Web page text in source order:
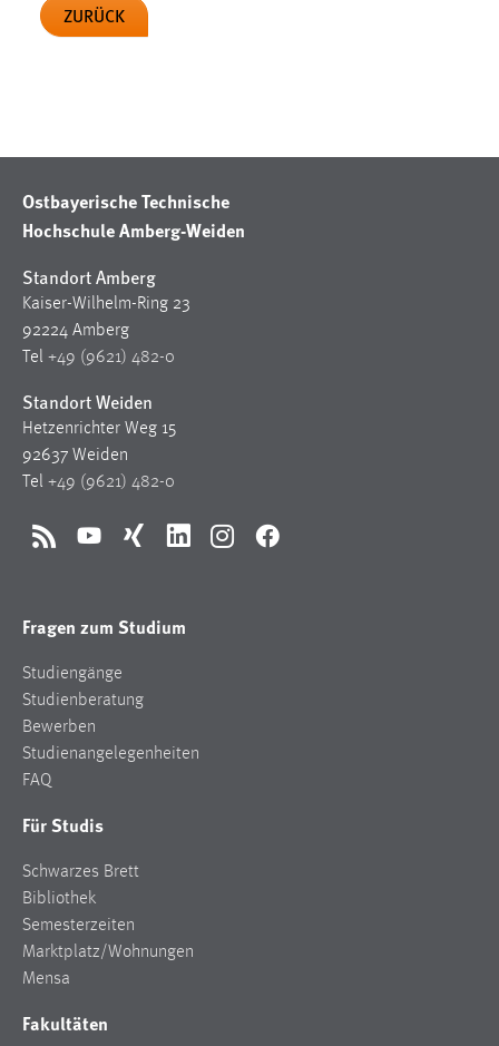
ZURÜCK
Ostbayerische Technische
Hochschule Amberg-Weiden
Standort Amberg
Kaiser-Wilhelm-Ring 23
92224 Amberg
Tel +49 (9621) 482-0
Standort Weiden
Hetzenrichter Weg 15
92637 Weiden
Tel +49 (9621) 482-0
RSS YouTubeXing LinkedInInstagramFacebook
Fragen zum Studium
Studiengänge
Studienberatung
Bewerben
Studienangelegenheiten
FAQ
Für Studis
Schwarzes Brett
Bibliothek
Semesterzeiten
Marktplatz/Wohnungen
Mensa
Fakultäten
Cookie Laufzeit:
chat-frame-style-5e9dbeb1811c0446
Wird benötigt um die Chatfunktion nutzen zu können.
Cookie Laufzeit:
MibewSessionID, mibew-chat-frame-style-
5e9dbeb1811c0446 = Sitzungslaufzeit, mibew_locale = 3
Login
fe_user, be_user, be_lastLoginProvider
24 Stunden
STATISTIK
Diese Informationen helfen uns zu verstehen, wie
Matomo
Name:
Zweck: